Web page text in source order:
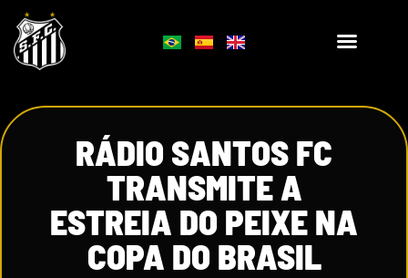
RÁDIO SANTOS FC
TRANSMITE A
ESTREIA DO PEIXE NA
COPA DO BRASIL